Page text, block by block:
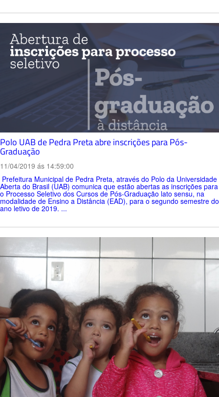
Polo UAB de Pedra Preta abre inscrições para Pós-
Graduação
11/04/2019 ás 14:59:00
Prefeitura Municipal de Pedra Preta, através do Polo da Universidade
Aberta do Brasil (UAB) comunica que estão abertas as inscrições para
o Processo Seletivo dos Cursos de Pós-Graduação lato sensu, na
modalidade de Ensino a Distância (EAD), para o segundo semestre do
ano letivo de 2019. ...